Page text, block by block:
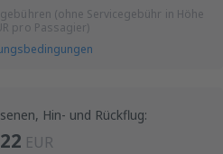
(ohne Servicegebühr in Höhe
pro Passagier)
Hin- und Rückflug:
EUR